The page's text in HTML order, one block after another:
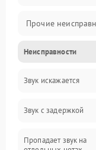
Прочие
Включение и
Управление и
Подключения и
Педали и стойка
Неисправности
Звук искажается
Звук с задержкой
Пропадает звук на